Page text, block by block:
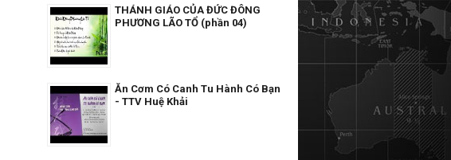
THÁNH GIÁO CỦA ĐỨC ĐÔNG
PHƯƠNG LÃO TỔ (phần 04)
Ăn Cơm Có Canh Tu Hành Có Bạn
- TTV Huệ Khải